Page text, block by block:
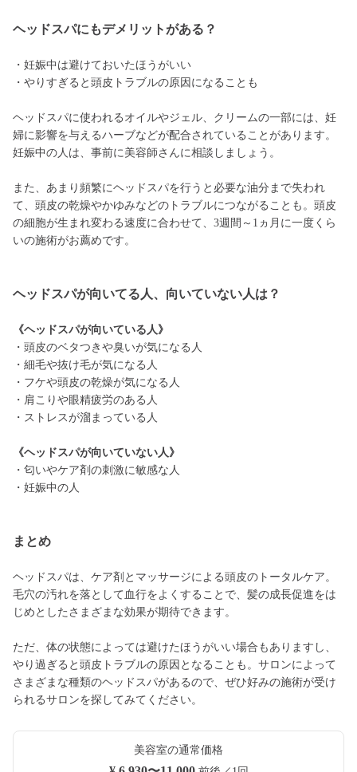
ヘッドスパにもデメリットがある？
・妊娠中は避けておいたほうがいい
・やりすぎると頭皮トラブルの原因になることも
ヘッドスパに使われるオイルやジェル、クリームの一部には、妊
婦に影響を与えるハーブなどが配合されていることがあります。
妊娠中の人は、事前に美容師さんに相談しましょう。
また、あまり頻繁にヘッドスパを行うと必要な油分まで失われ
て、頭皮の乾燥やかゆみなどのトラブルにつながることも。頭皮
の細胞が生まれ変わる速度に合わせて、3週間～1ヵ月に一度くら
いの施術がお薦めです。
ヘッドスパが向いてる人、向いていない人は？
《ヘッドスパが向いている人》
・頭皮のベタつきや臭いが気になる人
・細毛や抜け毛が気になる人
・フケや頭皮の乾燥が気になる人
・肩こりや眼精疲労のある人
・ストレスが溜まっている人
《ヘッドスパが向いていない人》
・匂いやケア剤の刺激に敏感な人
・妊娠中の人
まとめ
ヘッドスパは、ケア剤とマッサージによる頭皮のトータルケア。
毛穴の汚れを落として血行をよくすることで、髪の成長促進をは
じめとしたさまざまな効果が期待できます。
ただ、体の状態によっては避けたほうがいい場合もありますし、
やり過ぎると頭皮トラブルの原因となることも。サロンによって
さまざまな種類のヘッドスパがあるので、ぜひ好みの施術が受け
られるサロンを探してみてください。
美容室の通常価格